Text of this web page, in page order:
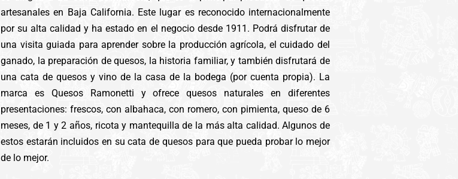
artesanales en Baja California. Este lugar es reconocido internacionalmente
por su alta calidad y ha estado en el negocio desde 1911. Podrá disfrutar de
una visita guiada para aprender sobre la producción agrícola, el cuidado del
ganado, la preparación de quesos, la historia familiar, y también disfrutará de
una cata de quesos y vino de la casa de la bodega (por cuenta propia). La
marca es Quesos Ramonetti y ofrece quesos naturales en diferentes
presentaciones: frescos, con albahaca, con romero, con pimienta, queso de 6
meses, de 1 y 2 años, ricota y mantequilla de la más alta calidad. Algunos de
estos estarán incluidos en su cata de quesos para que pueda probar lo mejor
de lo mejor.